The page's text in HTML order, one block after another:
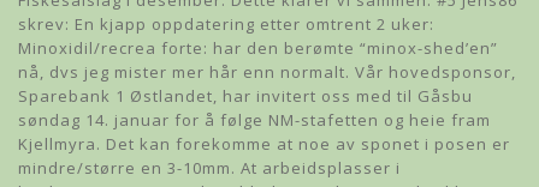
skrev: En kjapp oppdatering etter omtrent 2 uker:
Minoxidil/recrea forte: har den berømte “minox-shed’en”
nå, dvs jeg mister mer hår enn normalt. Vår hovedsponsor,
Sparebank 1 Østlandet, har invitert oss med til Gåsbu
søndag 14. januar for å følge NM-stafetten og heie fram
Kjellmyra. Det kan forekomme at noe av sponet i posen er
mindre/større en 3-10mm. At arbeidsplasser i